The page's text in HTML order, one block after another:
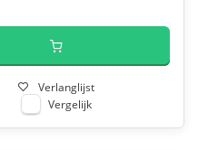
Verlanglijst
Vergelijk